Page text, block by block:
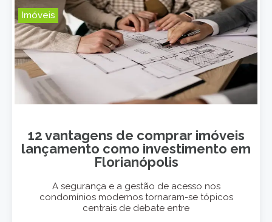
Imóveis
12 vantagens de comprar imóveis
lançamento como investimento em
Florianópolis
A segurança e a gestão de acesso nos
condomínios modernos tornaram-se tópicos
centrais de debate entre